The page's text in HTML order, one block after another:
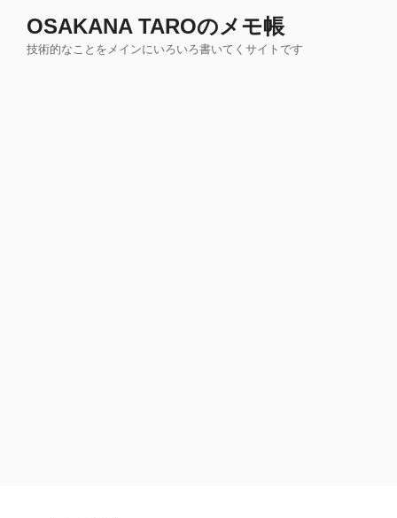
OSAKANA TAROのメモ帳
技術的なことをメインにいろいろ書いてくサイトです